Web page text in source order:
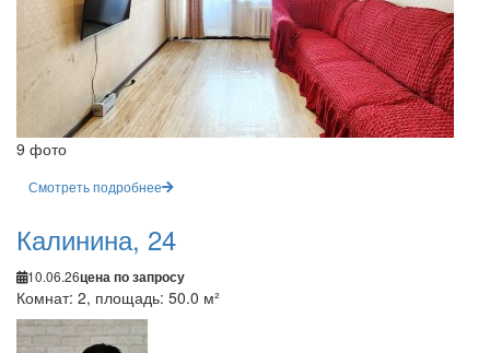
9 фото
Смотреть подробнее
Калинина, 24
10.06.26цена по запросу
Комнат: 2, площадь: 50.0 м²